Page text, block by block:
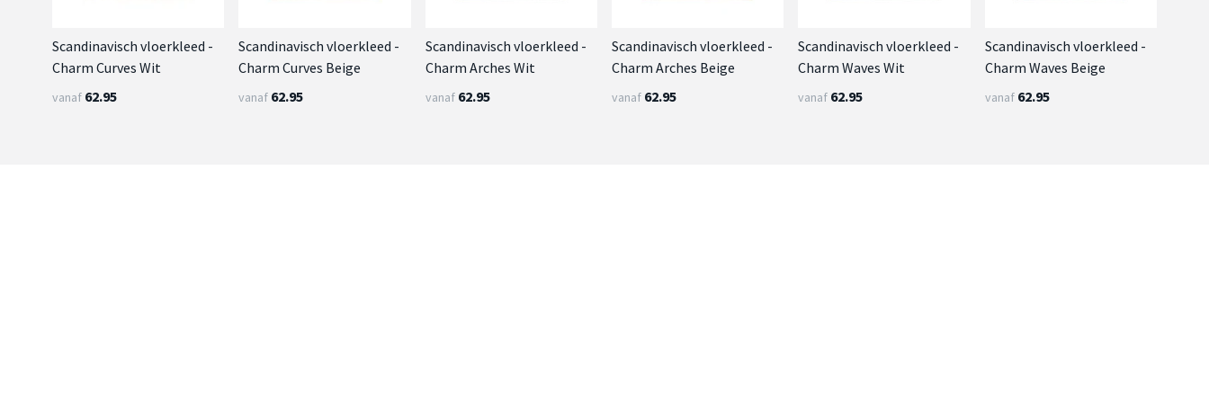
Scandinavisch vloerkleed -
Charm Curves Wit
vanaf 62.95
Scandinavisch vloerkleed -
Charm Curves Beige
vanaf 62.95
Scandinavisch vloerkleed -
Charm Arches Wit
vanaf 62.95
Scandinavisch vloerkleed -
Charm Arches Beige
vanaf 62.95
Scandinavisch vloerkleed -
Charm Waves Wit
vanaf 62.95
Scandinavisch vloerkleed -
Charm Waves Beige
vanaf 62.95